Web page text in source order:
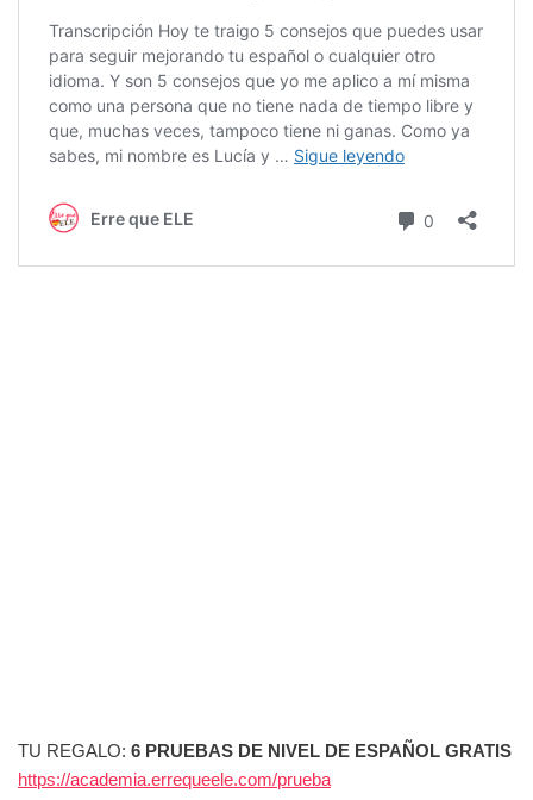
TU REGALO: 6 PRUEBAS DE NIVEL DE ESPAÑOL GRATIS
https://academia.errequeele.com/prueba